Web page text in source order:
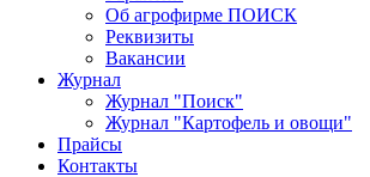
Об агрофирме ПОИСК
Реквизиты
Вакансии
Журнал
Журнал "Поиск"
Журнал "Картофель и овощи"
Прайсы
Контакты